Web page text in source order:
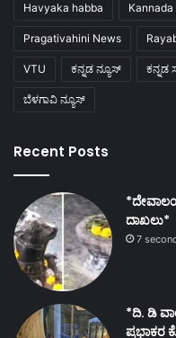
Havyaka habba
Pragativahini News
VTU ಕನ್ನಡ ನ್ಯೂಸ್ ಕನ್ನಡ
ಬೆಳಗಾವಿ ನ್ಯೂಸ್
Recent Posts
ದಾಖಲು*
7
*ದಿ. ಡಿ
ಪ್ರಭಾಕರ